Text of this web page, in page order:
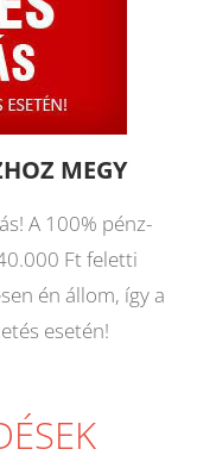
MEGY
A 100% pénz-
Ft feletti
én állom, így a
esetén!